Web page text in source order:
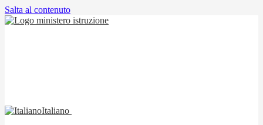
Salta al contenuto
Italiano